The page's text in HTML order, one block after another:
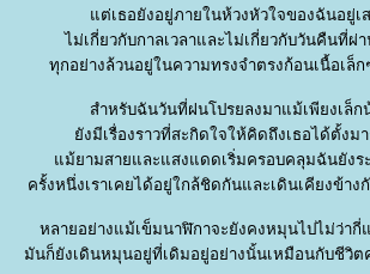
ต่เธอยังอยู่ภายในห้วงหัวใจของฉันอยู่เ
ไม่เกี่ยวกับกาลเวลาและไม่เกี่ยวกับวันคืนที่ผ่
ทุกอย่างล้วนอยู่ในความทรงจำตรงก้อนเนื้อเล็ก
สำหรับฉันวันที่ฝนโปรยลงมาแม้เพียงเล็
งมีเรื่องราวที่สะกิดใจให้คิดถึงเธอได้ตั้ง
ม้ยามสายและแสงแดดเริ่มครอบคลุมฉันยังร
ครั้งหนึ่งเราเคยได้อยู่ใกล้ชิดกันและเดินเคียงข้าง
หลายอย่างแม้เข็มนาฬิกาจะยังคงหมุนไปไม่ว่ากี่
มันก็ยังเดินหมุนอยู่ที่เดิมอยู่อย่างนั้นเหมือนกับชีวิต